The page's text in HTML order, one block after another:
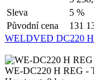
Sleva
5 %
Původní cena
131
WELDVED DC220 H
WE-DC220 H REG -